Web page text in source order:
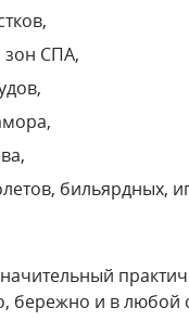
зон СПА,
бильярдных,
бережно и в любой